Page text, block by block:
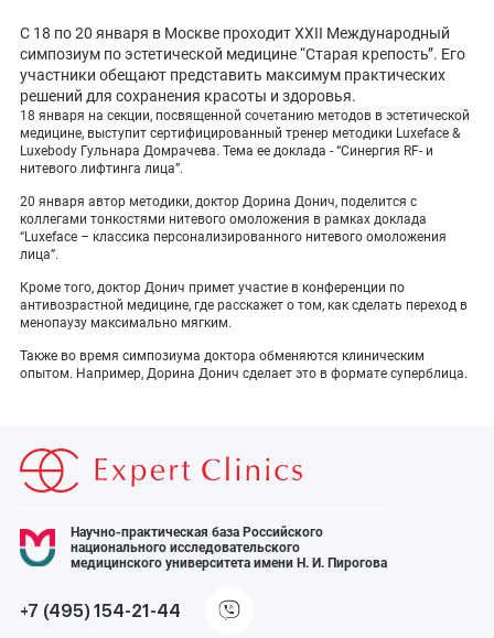
МОСКВА, УЛ. СТАРОВОЛЫНСКАЯ, 12 К1.
ПОКАЗАТЬ НА КАРТЕ
ADMIN@EXPERTCLINICS.RU
С 18 по 20 января в Москве проходит XXII Международный
симпозиум по эстетической медицине “Старая крепость”. Его
участники обещают представить максимум практических
решений для сохранения красоты и здоровья.
18 января на секции, посвященной сочетанию методов в эстетической
медицине, выступит сертифицированный тренер методики Luxeface &
Luxebody Гульнара Домрачева. Тема ее доклада - “Синергия RF- и
нитевого лифтинга лица”.
20 января автор методики, доктор Дорина Донич, поделится с
коллегами тонкостями нитевого омоложения в рамках доклада
“Luxeface – классика персонализированного нитевого омоложения
лица”.
Кроме того, доктор Донич примет участие в конференции по
антивозрастной медицине, где расскажет о том, как сделать переход в
менопаузу максимально мягким.
Также во время симпозиума доктора обменяются клиническим
опытом. Например, Дорина Донич сделает это в формате суперблица.
Научно-практическая база Российского
национального исследовательского
медицинского университета имени Н. И. Пирогова
+7 (495) 154-21-44